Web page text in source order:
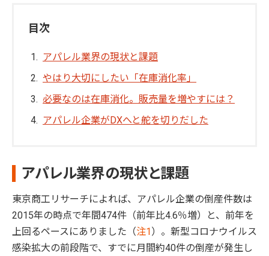
目次
アパレル業界の現状と課題
やはり大切にしたい「在庫消化率」
必要なのは在庫消化。販売量を増やすには？
アパレル企業がDXへと舵を切りだした
アパレル業界の現状と課題
東京商工リサーチによれば、アパレル企業の倒産件数は
2015年の時点で年間474件（前年比4.6％増）と、前年を
上回るペースにありました（注1 ）。新型コロナウイルス
感染拡大の前段階で、すでに月間約40件の倒産が発生し